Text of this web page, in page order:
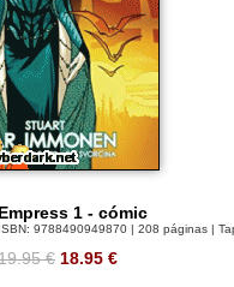
Empress 1 - cómic
ISBN: 9788490949870 | 208 páginas |
€ 18.95 €